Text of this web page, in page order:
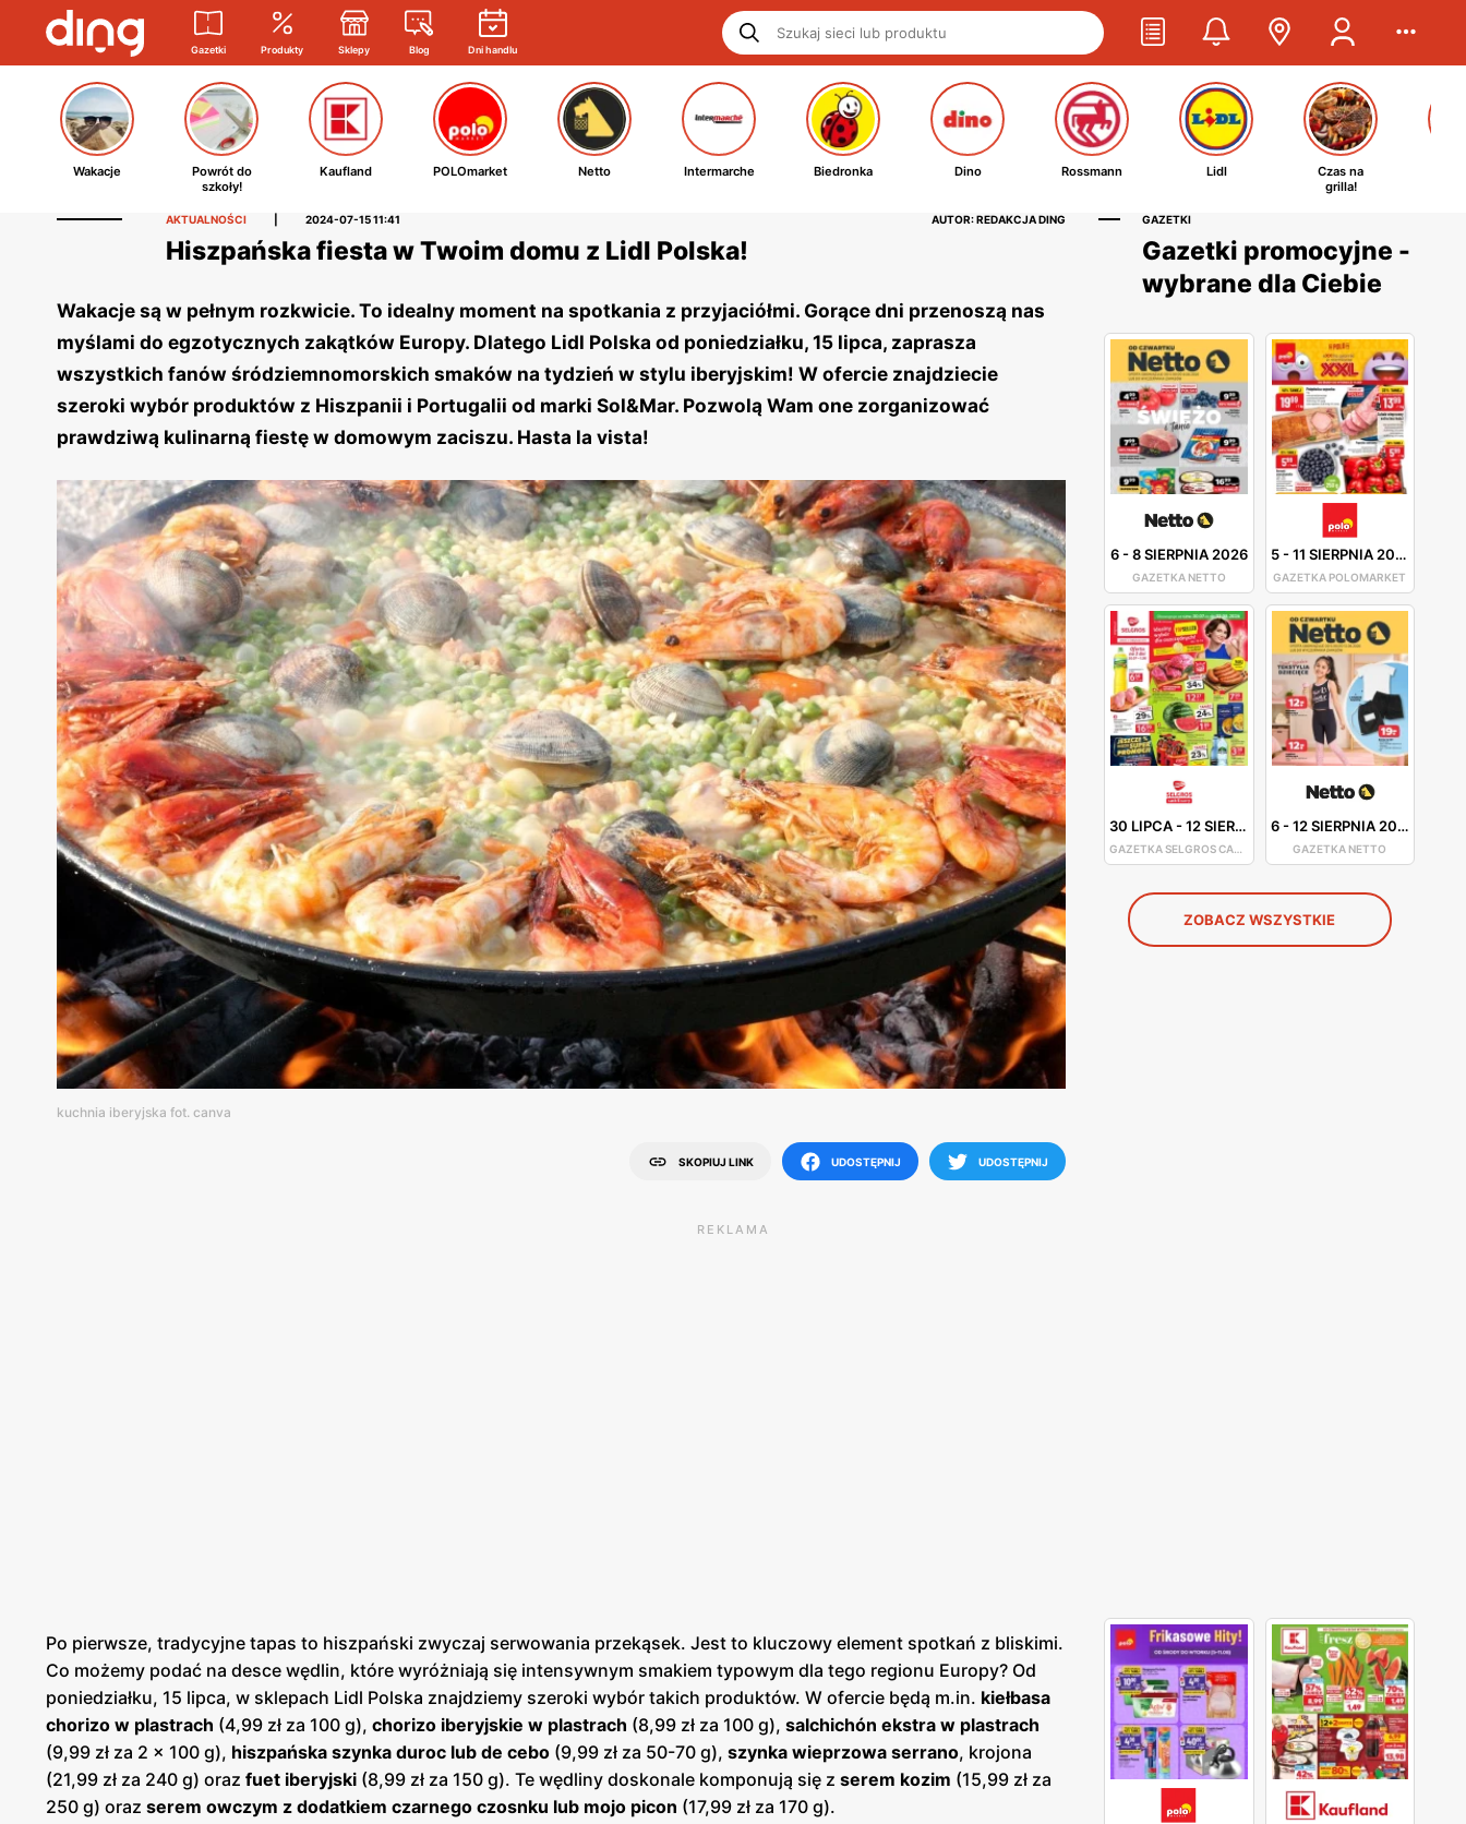
Gazetki Produkty Sklepy Blog Dni handlu
Wakacje
Powrót do
szkoły!
Kaufland POLOmarket Netto Intermarche Biedronka Dino Rossmann Lidl
Czas na
grilla!
AKTUALNOŚCI 2024-07-15 11:41 AUTOR: REDAKCJA DING
Hiszpańska fiesta w Twoim domu z Lidl Polska!
Wakacje są w pełnym rozkwicie. To idealny moment na spotkania z przyjaciółmi. Gorące dni przenoszą nas
myślami do egzotycznych zakątków Europy. Dlatego Lidl Polska od poniedziałku, 15 lipca, zaprasza
wszystkich fanów śródziemnomorskich smaków na tydzień w stylu iberyjskim! W ofercie znajdziecie
szeroki wybór produktów z Hiszpanii i Portugalii od marki Sol&Mar. Pozwolą Wam one zorganizować
prawdziwą kulinarną fiestę w domowym zaciszu. Hasta la vista!
kuchnia iberyjska fot. canva
SKOPIUJ LINK UDOSTĘPNIJ UDOSTĘPNIJ
GAZETKI
Gazetki promocyjne -
wybrane dla Ciebie
6-8 SIERPNIA 2026
GAZETKA NETTO
5-11 SIERPNIA 2026
GAZETKA POLOMARKET
30 LIPCA-12 SIERPNIA 2026
GAZETKA SELGROS CASH&CARRY
6-12 SIERPNIA 2026
GAZETKA NETTO
ZOBACZ WSZYSTKIE
REKLAMA
Po pierwsze, tradycyjne tapas to hiszpański zwyczaj serwowania przekąsek. Jest to kluczowy element spotkań z bliskimi.
Co możemy podać na desce wędlin, które wyróżniają się intensywnym smakiem typowym dla tego regionu Europy? Od
poniedziałku, 15 lipca, w sklepach Lidl Polska znajdziemy szeroki wybór takich produktów. W ofercie będą m.in. kiełbasa
chorizo w plastrach (4,99 zł za 100 g), chorizo iberyjskie w plastrach (8,99 zł za 100 g), salchichón ekstra w plastrach
(9,99 zł za 2 x 100 g), hiszpańska szynka duroc lub de cebo (9,99 zł za 50-70 g), szynka wieprzowa serrano, krojona
(21,99 zł za 240 g) oraz fuet iberyjski (8,99 zł za 150 g). Te wędliny doskonale komponują się z serem kozim (15,99 zł za
250 g) oraz serem owczym z dodatkiem czarnego czosnku lub mojo picon (17,99 zł za 170 g).